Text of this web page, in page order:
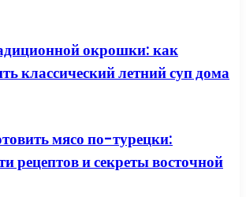
окрошки: как
классический летний суп дома
мясо по-турецки:
рецептов и секреты восточной